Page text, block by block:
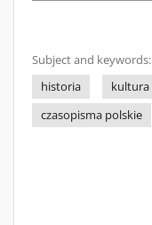
Subject and keywords:
historia
kultura
czasopisma polskie